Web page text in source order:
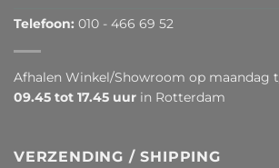
Telefoon: 010 - 466 69 52
Afhalen Winkel/Showroom op maandag
09.45 tot 17.45 uur in Rotterdam
VERZENDING / SHIPPING